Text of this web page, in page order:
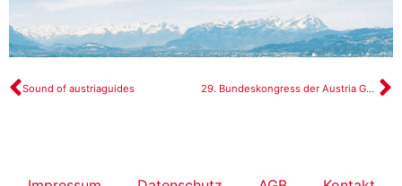
Sound of austriaguides 29. Bundeskongress der Austria Guides in Vorarlberg – Links